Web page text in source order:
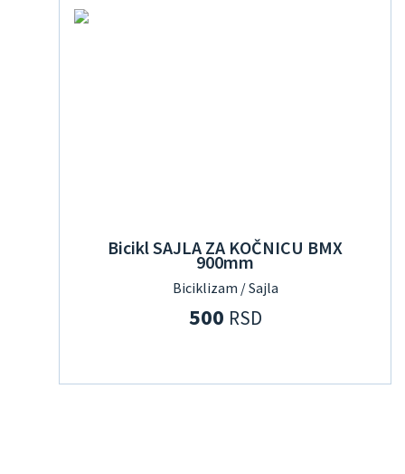
Bicikl SAJLA ZA KOČNICU BMX
900mm
Biciklizam / Sajla
500 RSD